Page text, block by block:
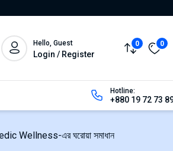
Hello, Guest
Login / Register
0 0
Hotline:
+880 19 72 73
Wellness-এর ঘরোয়া সমাধান